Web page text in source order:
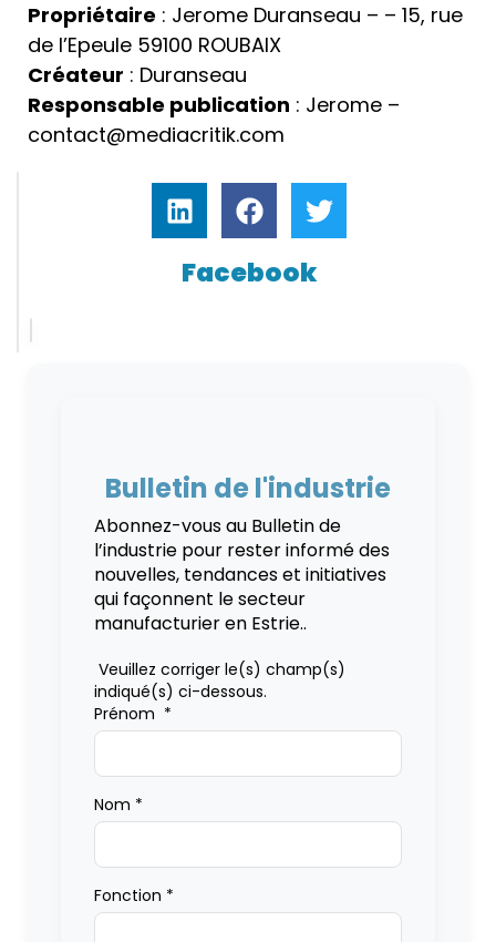
Propriétaire : Jerome Duranseau – – 15, rue
de l’Epeule 59100 ROUBAIX
Créateur : Duranseau
Responsable publication : Jerome –
contact@mediacritik.com
Facebook
Bulletin de l'industrie
Abonnez-vous au Bulletin de
l’industrie pour rester informé des
nouvelles, tendances et initiatives
qui façonnent le secteur
manufacturier en Estrie..
Veuillez corriger le(s) champ(s)
indiqué(s) ci-dessous.
Prénom *
Nom *
Fonction *